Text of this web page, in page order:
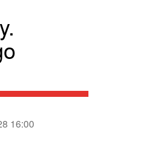
16:00